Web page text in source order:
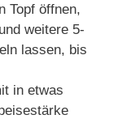
Topf öffnen,
weitere 5-
lassen, bis
in etwas